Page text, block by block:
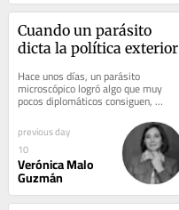
Cuando un parásito
dicta la política exterior
Hace unos días, un parásito
microscópico logró algo que muy
pocos diplomáticos consiguen,
incluso después de años de carrera,
incontables...
previous day
10
Verónica Malo
Guzmán